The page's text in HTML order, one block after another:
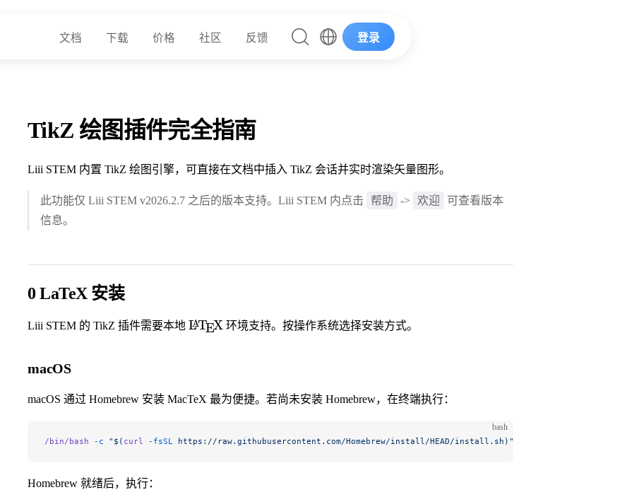
文档 下载 价格 社区 反馈 登录
TikZ 绘图插件完全指南
Liii STEM 内置 TikZ 绘图引擎，可直接在文档中插入 TikZ 会话并实时渲染矢量图形。
此功能仅 Liii STEM v2026.2.7 之后的版本支持。Liii STEM 内点击 帮助 -> 欢迎
可查看版本
信息。
0 LaTeX 安装
Liii STEM 的 TikZ 插件需要本地 \LaTeX
LATEX 环境支持。按操作系统选择安装方式。
macOS
macOS 通过 Homebrew 安装 MacTeX 最为便捷。若尚未安装 Homebrew，在终端执行：
bash
/bin/bash -c "$( curl -fsSL https://raw.githubusercontent.com/Homebrew/install/HEAD/install.sh)"
Homebrew 就绪后，执行：